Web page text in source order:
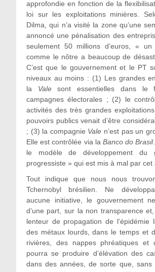
approfondie en fonction de la
loi sur les exploitations minières.
Dilma, qui n’a visité la zone qu’une
annoncé une pénalisation des
seulement 50 millions d’euros, « un
comme le nôtre a beaucoup de
C’est que le gouvernement et le PT
niveaux au moins : (1) Les grandes
la Valesont essentielles dans le
campagnes électorales ; (2) le
activités des très grandes
pouvoirs publics venait d’être
; (3) la compagnie Vale n’est pas un
Elle est contrôlée via la Banco do Brasil
le modèle de développement du
progressiste » qui est mis à mal par cet
Tout indique que nous nous
Tchernobyl brésilien. Ne
aucune initiative, le gouvernement
d’une part, sur la non transparence
lenteur de propagation de l’épidémie
des métaux lourds, dans le temps et
rivières, des nappes phréatiques
pourra se produire d’élévation des
dans des années, de sorte que, sans